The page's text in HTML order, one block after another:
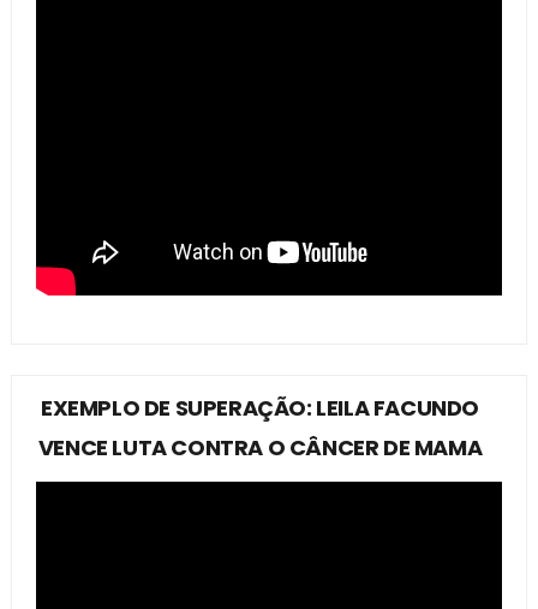
EXEMPLO DE SUPERAÇÃO: LEILA FACUNDO
VENCE LUTA CONTRA O CÂNCER DE MAMA